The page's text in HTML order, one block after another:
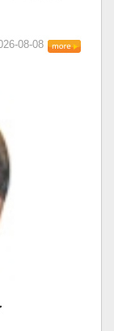
國的政治符
使用前都
外活動也應
位與廠商
，政府的
件提出共
循。
民進行政治
主題聚焦
聯防，以
在國際社
的國際責
就受到國際
台灣不會
國將壓迫
。 賴清德
集體防
量、強化
將善用
施交通管
其可笑 中國
，「將對
制」。海
利在台灣
共假借颱
海洋法公
粗魯聲明
踏，極其
颱風白海豚
局決定六
上船舶實
要求，聽
示，台灣
08-08